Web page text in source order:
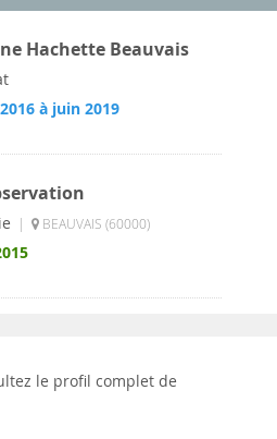
Hachette Beauvais
à juin 2019
| BEAUVAIS (60000)
le profil complet de